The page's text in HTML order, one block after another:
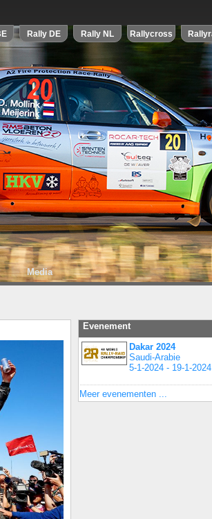
Media
Evenement
Dakar 2024
Saudi-Arabie
5-1-2024 - 19-1-2024
Meer evenementen ...